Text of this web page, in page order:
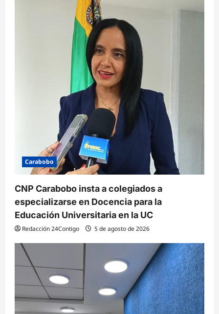
Carabobo
CNP Carabobo insta a colegiados a
especializarse en Docencia para la
Educación Universitaria en la UC
Redacción 24Contigo 5 de agosto de 2026